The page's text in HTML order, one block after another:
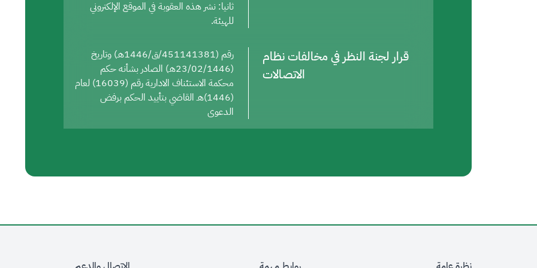
ثانيا: نشر هذه العقوبة في الموقع الإلكتروني
للهيئة.
قرار لجنة النظر في مخالفات نظام
الاتصالات
رقم (451141381/ق/1446هـ) وتاريخ
(23/02/1446هـ) الصادر بشأنه حكم
محكمة الاستئناف الادارية رقم (16039) لعام
(1446)هـ القاضي بتأييد الحكم برفض
الدعوى